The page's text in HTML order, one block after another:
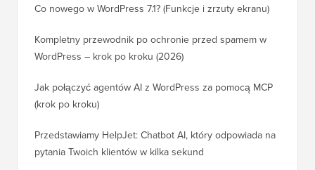
Co nowego w WordPress 7.1? (Funkcje i zrzuty ekranu)
Kompletny przewodnik po ochronie przed spamem w
WordPress – krok po kroku (2026)
Jak połączyć agentów AI z WordPress za pomocą MCP
(krok po kroku)
Przedstawiamy HelpJet: Chatbot AI, który odpowiada na
pytania Twoich klientów w kilka sekund